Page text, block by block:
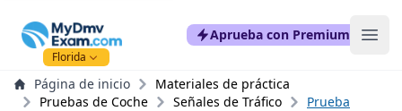
mydmvexam.com
Florida
Aprueba con Premium
Página de inicio
Materiales de práctica
Pruebas de Coche
Señales de Tráfico Prueba